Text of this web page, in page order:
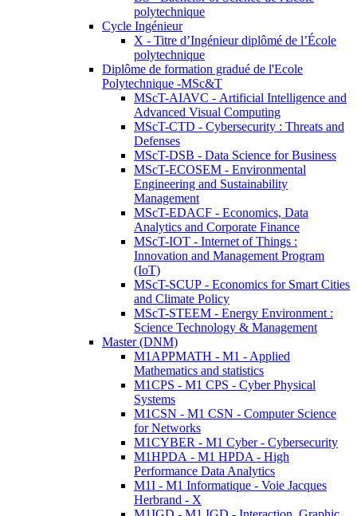
polytechnique
Cycle Ingénieur
X - Titre d’Ingénieur diplômé de l’École
polytechnique
Diplôme de formation gradué de l'Ecole
Polytechnique -MSc&T
MScT-AIAVC - Artificial Intelligence and
Advanced Visual Computing
MScT-CTD - Cybersecurity : Threats and
Defenses
MScT-DSB - Data Science for Business
MScT-ECOSEM - Environmental
Engineering and Sustainability
Management
MScT-EDACF - Economics, Data
Analytics and Corporate Finance
MScT-IOT - Internet of Things :
Innovation and Management Program
(IoT)
MScT-SCUP - Economics for Smart Cities
and Climate Policy
MScT-STEEM - Energy Environment :
Science Technology & Management
Master (DNM)
M1APPMATH - M1 - Applied
Mathematics and statistics
M1CPS - M1 CPS - Cyber Physical
Systems
M1CSN - M1 CSN - Computer Science
for Networks
M1CYBER - M1 Cyber - Cybersecurity
M1HPDA - M1 HPDA - High
Performance Data Analytics
M1I - M1 Informatique - Voie Jacques
Herbrand - X